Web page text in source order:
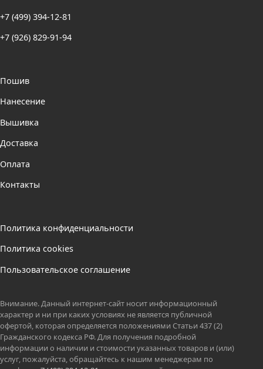
+7 (499) 394-12-81
+7 (926) 829-91-94
Пошив
Нанесение
Вышивка
Доставка
Оплата
Контакты
Политика конфиденциальности
Политика cookies
Пользовательское соглашение
Внимание. Данный интернет-сайт носит информационный
характер и ни при каких условиях не является публичной
офертой, которая определяется положениями Статьи 437 (2)
Гражданского кодекса РФ. Для получения подробной
информации о наличии и стоимости указанных товаров и (или)
услуг, пожалуйста, обращайтесь к нашим менеджерам по